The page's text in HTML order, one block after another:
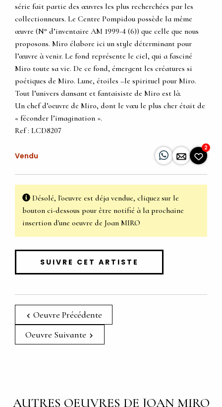
série fait partie des œuvres les plus recherchées par les
collectionneurs. Le Centre Pompidou possède la même
œuvre (N° d’inventaire AM 1999-4 (6)) que celle que nous
proposons. Miro élabore ici un style déterminant pour
l’œuvre à venir. Le fond représente le ciel, qui a fasciné
Miro toute sa vie. De ce fond, émergent les créatures si
poétiques de Miro. Lune, étoiles –le spirituel pour Miro.
Tout l’univers dansant et fantaisiste de Miro est là.
Un chef d’oeuvre de Miro, dont le vœu le plus cher était de
« féconder l’imagination ».
Ref : LCD8207
Vendu
2
Désolé, l'oeuvre est déja vendue, cliquez sur le
bouton ci-dessous pour être notifié à la prochaine
insertion d'une oeuvre de Joan MIRO
SUIVRE CET ARTISTE
Oeuvre Précédente
Oeuvre Suivante
AUTRES OEUVRES DE JOAN MIRO